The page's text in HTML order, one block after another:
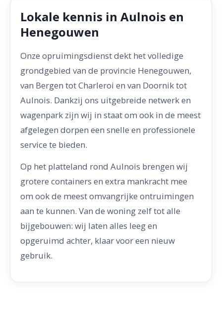
Lokale kennis in Aulnois en
Henegouwen
Onze opruimingsdienst dekt het volledige
grondgebied van de provincie Henegouwen,
van Bergen tot Charleroi en van Doornik tot
Aulnois. Dankzij ons uitgebreide netwerk en
wagenpark zijn wij in staat om ook in de meest
afgelegen dorpen een snelle en professionele
service te bieden.
Op het platteland rond Aulnois brengen wij
grotere containers en extra mankracht mee
om ook de meest omvangrijke ontruimingen
aan te kunnen. Van de woning zelf tot alle
bijgebouwen: wij laten alles leeg en
opgeruimd achter, klaar voor een nieuw
gebruik.